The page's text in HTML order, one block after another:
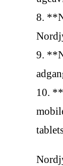
8.
9.
10.